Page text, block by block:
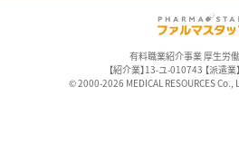
有料職業紹介事業 厚生労
【紹介業】13-ユ-010743 【派遣
© 2000-2026 MEDICAL RESOURCES